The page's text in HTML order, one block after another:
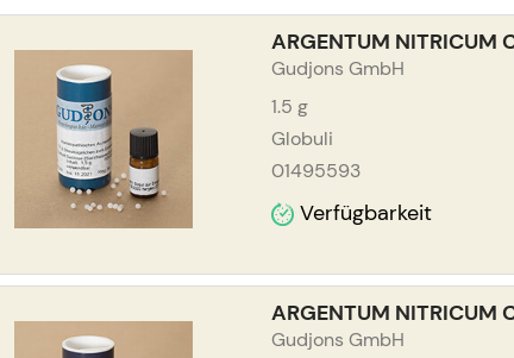
ARGENTUM
Gudjons GmbH
1.5 g
Globuli
01495593
Verfügbarkeit
ARGENTUM
Gudjons GmbH